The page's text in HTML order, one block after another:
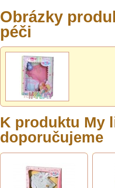
Obrázky
péči
K produktu My
doporučujeme